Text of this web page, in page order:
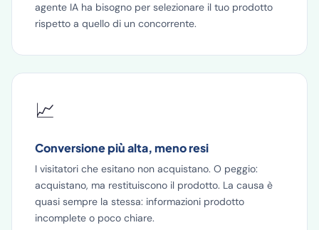
agente IA ha bisogno per selezionare il tuo prodotto
rispetto a quello di un concorrente.
📈
Conversione più alta, meno resi
I visitatori che esitano non acquistano. O peggio:
acquistano, ma restituiscono il prodotto. La causa è
quasi sempre la stessa: informazioni prodotto
incomplete o poco chiare.